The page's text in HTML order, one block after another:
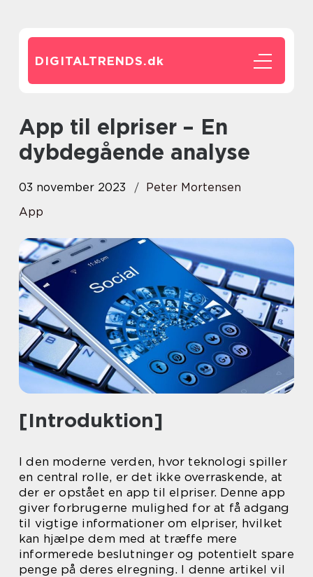
DIGITALTRENDS.dk
App til elpriser – En
dybdegående analyse
03 november 2023
Peter Mortensen
App
[Introduktion]
I den moderne verden, hvor teknologi spiller
en central rolle, er det ikke overraskende, at
der er opstået en app til elpriser. Denne app
giver forbrugerne mulighed for at få adgang
til vigtige informationer om elpriser, hvilket
kan hjælpe dem med at træffe mere
informerede beslutninger og potentielt spare
penge på deres elregning. I denne artikel vil